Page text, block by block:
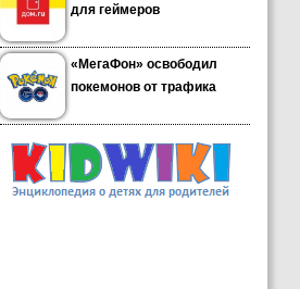
для геймеров
«МегаФон» освободил
покемонов от трафика